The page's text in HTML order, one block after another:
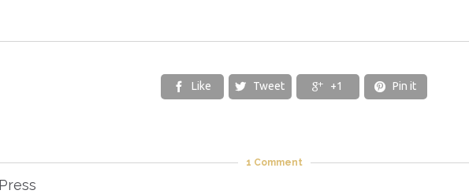
 Like  Tweet  +1  Pin it
1 Comment